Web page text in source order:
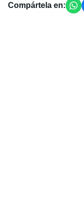
Compártela en: